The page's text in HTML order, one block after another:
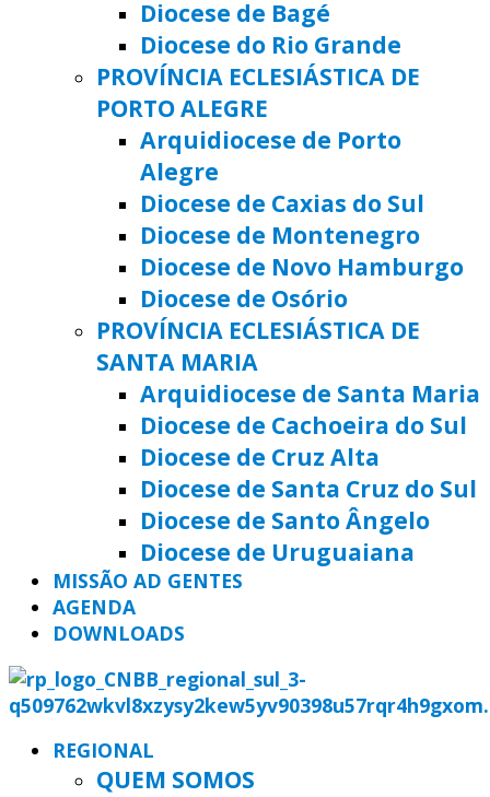
Diocese de Bagé
Diocese do Rio Grande
PROVÍNCIA ECLESIÁSTICA DE
PORTO ALEGRE
Arquidiocese de Porto
Alegre
Diocese de Caxias do Sul
Diocese de Montenegro
Diocese de Novo Hamburgo
Diocese de Osório
PROVÍNCIA ECLESIÁSTICA DE
SANTA MARIA
Arquidiocese de Santa Maria
Diocese de Cachoeira do Sul
Diocese de Cruz Alta
Diocese de Santa Cruz do Sul
Diocese de Santo Ângelo
Diocese de Uruguaiana
MISSÃO AD GENTES
AGENDA
DOWNLOADS
REGIONAL
QUEM SOMOS